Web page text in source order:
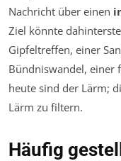
Nachricht über einen
Ziel könnte
Gipfeltreffen, einer
Bündniswandel, einer
heute sind der Lärm;
Lärm zu filtern.
Häufig